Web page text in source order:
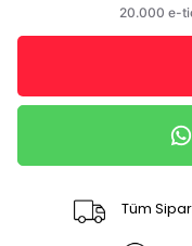
Tüm